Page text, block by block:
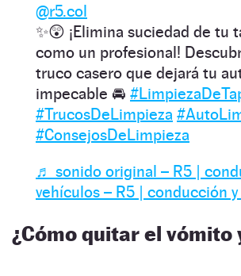
@r5.col
✨😲 ¡Elimina suciedad de tu
como un profesional!
truco casero que dejará tu
impecable 🚘
#TrucosDeLimpieza
#ConsejosDeLimpieza
♬ sonido original – R5 |
vehículos – R5 | conducción
¿Cómo quitar el vómito